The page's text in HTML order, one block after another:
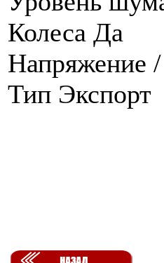
Колеса Да
Напряжение
Тип Экспорт